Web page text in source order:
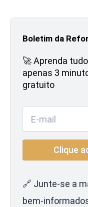
Boletim da
🚀 Aprenda
apenas 3
gratuito
🔗 Junte-se a
bem-